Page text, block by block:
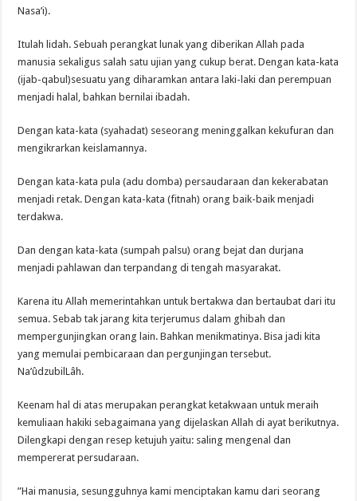
Nasa’i).
Itulah lidah. Sebuah perangkat lunak yang diberikan Allah pada
manusia sekaligus salah satu ujian yang cukup berat. Dengan kata-kata
(ijab-qabul)sesuatu yang diharamkan antara laki-laki dan perempuan
menjadi halal, bahkan bernilai ibadah.
Dengan kata-kata (syahadat) seseorang meninggalkan kekufuran dan
mengikrarkan keislamannya.
Dengan kata-kata pula (adu domba) persaudaraan dan kekerabatan
menjadi retak. Dengan kata-kata (fitnah) orang baik-baik menjadi
terdakwa.
Dan dengan kata-kata (sumpah palsu) orang bejat dan durjana
menjadi pahlawan dan terpandang di tengah masyarakat.
Karena itu Allah memerintahkan untuk bertakwa dan bertaubat dari itu
semua. Sebab tak jarang kita terjerumus dalam ghibah dan
mempergunjingkan orang lain. Bahkan menikmatinya. Bisa jadi kita
yang memulai pembicaraan dan pergunjingan tersebut.
Na’ûdzubilLâh.
Keenam hal di atas merupakan perangkat ketakwaan untuk meraih
kemuliaan hakiki sebagaimana yang dijelaskan Allah di ayat berikutnya.
Dilengkapi dengan resep ketujuh yaitu: saling mengenal dan
mempererat persudaraan.
”Hai manusia, sesungguhnya kami menciptakan kamu dari seorang